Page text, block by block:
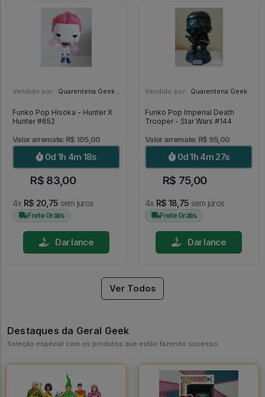
Vendido por: Quarentena Geek Store - SP
Funko Pop Hisoka - Hunter X
Hunter #652
Valor arremate: R$ 105,00
0d 1h 4m 17s
R$ 83,00
4x R$ 20,75 sem juros
Frete Grátis
Dar lance
Vendido por: Quarentena Geek Store - SP
Funko Pop Imperial Death
Trooper - Star Wars #144
Valor arremate: R$ 95,00
0d 1h 4m 26s
R$ 75,00
4x R$ 18,75 sem juros
Frete Grátis
Dar lance
Ver Todos
Destaques da Geral Geek
Seleção especial com os produtos que estão fazendo sucesso